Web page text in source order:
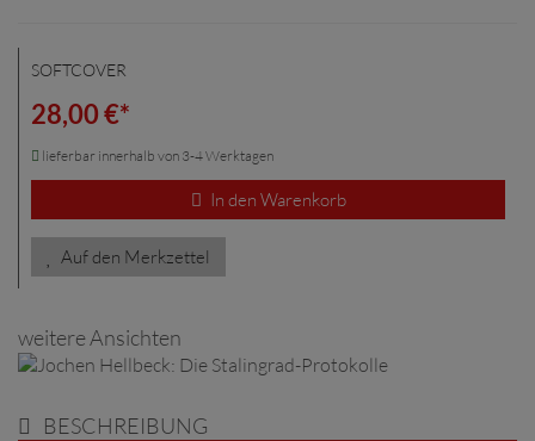
SOFTCOVER
28,00 €*
lieferbar innerhalb von 3-4 Werktagen
In den Warenkorb
Auf den Merkzettel
weitere Ansichten
BESCHREIBUNG